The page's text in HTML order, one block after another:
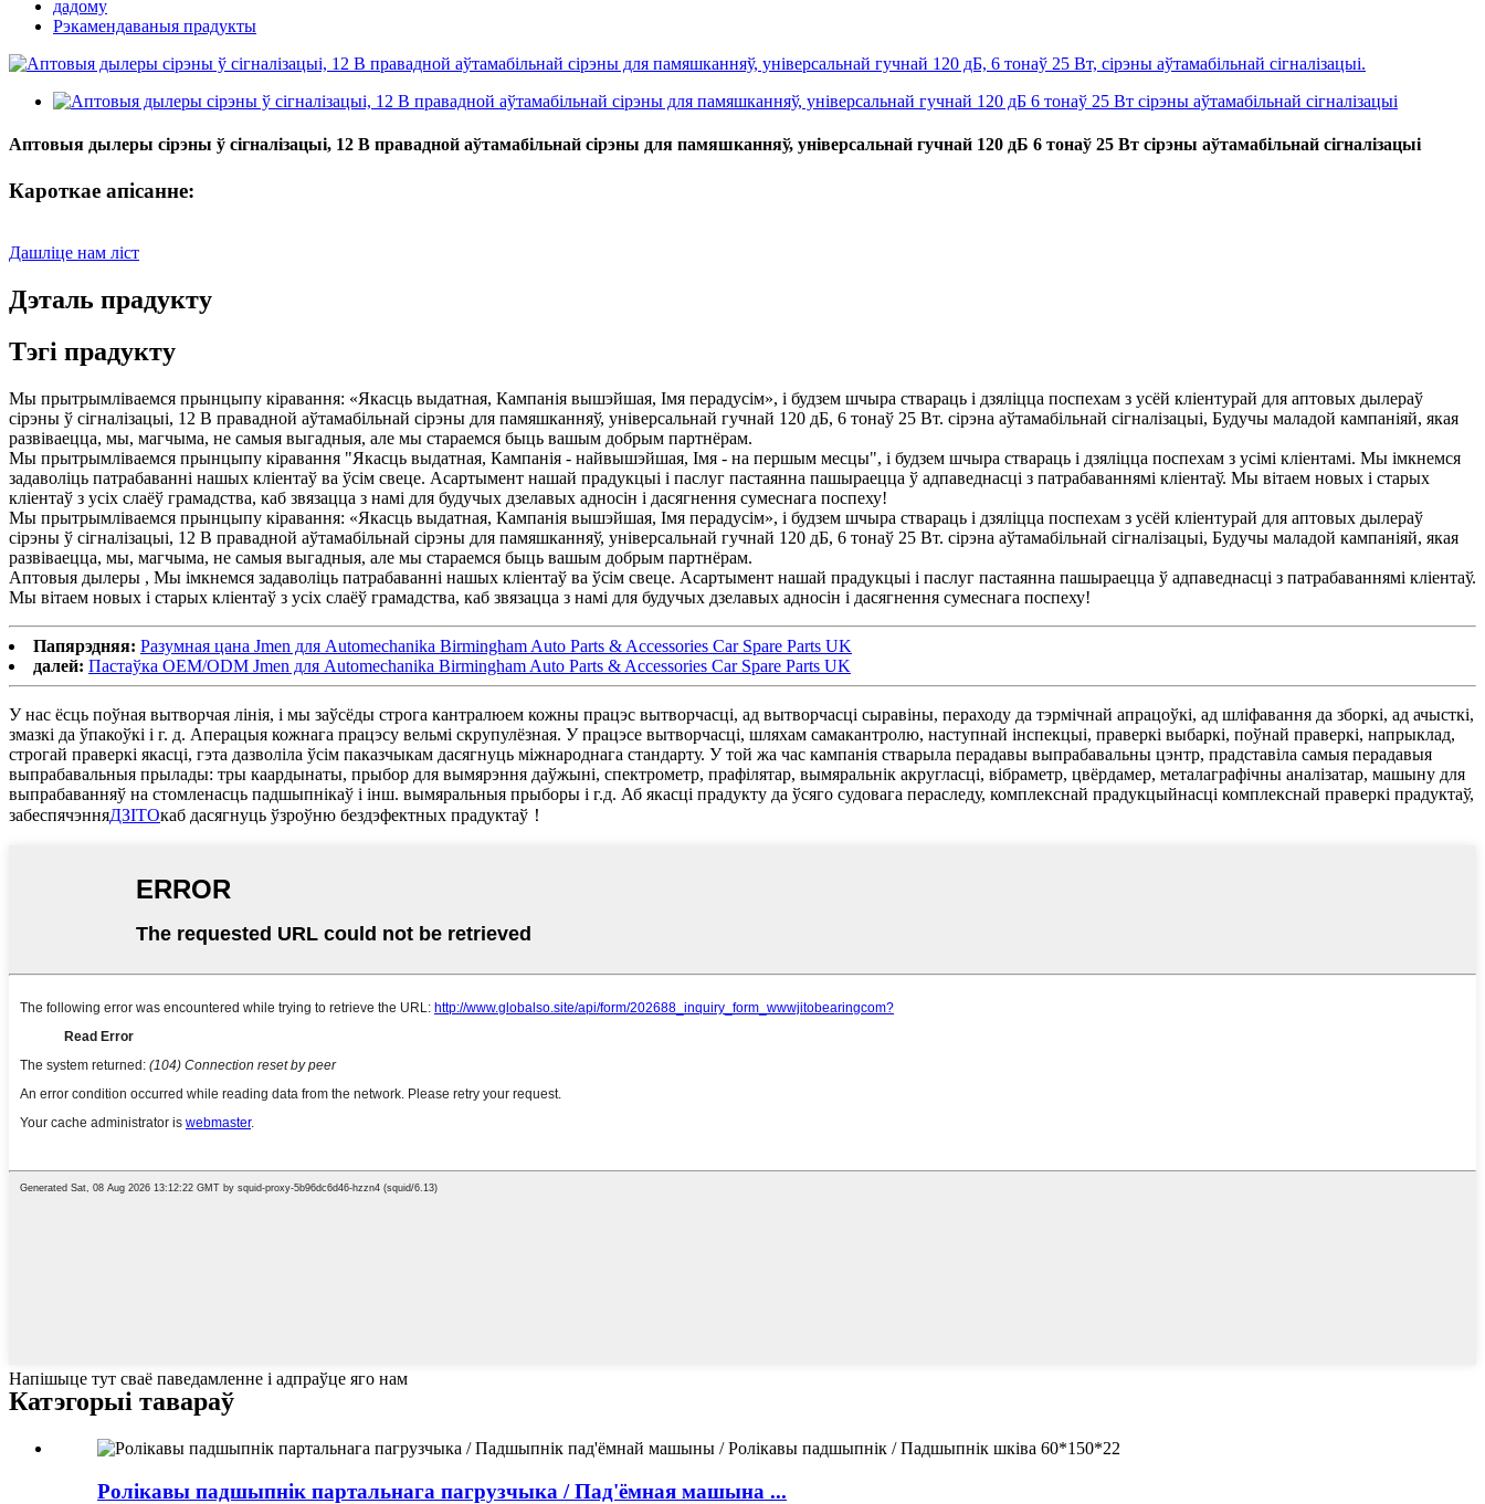
дадому
Рэкамендаваныя прадукты
Аптовыя дылеры сірэны ў сігналізацыі, 12 В правадной аўтамабільнай сірэны для памяшканняў, універсальнай гучнай 120 дБ 6 тонаў 25 Вт сірэны аўтамабільнай сігналізацыі
Кароткае апісанне:
Дашліце нам ліст
Дэталь прадукту
Тэгі прадукту
Мы прытрымліваемся прынцыпу кіравання: «Якасць выдатная, Кампанія вышэйшая, Імя перадусім», і будзем шчыра ствараць і дзяліцца поспехам з усёй кліентурай для аптовых дылераў
сірэны ў сігналізацыі, 12 В правадной аўтамабільнай сірэны для памяшканняў, універсальнай гучнай 120 дБ, 6 тонаў 25 Вт. сірэна аўтамабільнай сігналізацыі, Будучы маладой кампаніяй, якая
развіваецца, мы, магчыма, не самыя выгадныя, але мы стараемся быць вашым добрым партнёрам.
Мы прытрымліваемся прынцыпу кіравання "Якасць выдатная, Кампанія - найвышэйшая, Імя - на першым месцы", і будзем шчыра ствараць і дзяліцца поспехам з усімі кліентамі. Мы імкнемся
задаволіць патрабаванні нашых кліентаў ва ўсім свеце. Асартымент нашай прадукцыі і паслуг пастаянна пашыраецца ў адпаведнасці з патрабаваннямі кліентаў. Мы вітаем новых і старых
кліентаў з усіх слаёў грамадства, каб звязацца з намі для будучых дзелавых адносін і дасягнення сумеснага поспеху!
Мы прытрымліваемся прынцыпу кіравання: «Якасць выдатная, Кампанія вышэйшая, Імя перадусім», і будзем шчыра ствараць і дзяліцца поспехам з усёй кліентурай для аптовых дылераў
сірэны ў сігналізацыі, 12 В правадной аўтамабільнай сірэны для памяшканняў, універсальнай гучнай 120 дБ, 6 тонаў 25 Вт. сірэна аўтамабільнай сігналізацыі, Будучы маладой кампаніяй, якая
развіваецца, мы, магчыма, не самыя выгадныя, але мы стараемся быць вашым добрым партнёрам.
Аптовыя дылеры , Мы імкнемся задаволіць патрабаванні нашых кліентаў ва ўсім свеце. Асартымент нашай прадукцыі і паслуг пастаянна пашыраецца ў адпаведнасці з патрабаваннямі кліентаў.
Мы вітаем новых і старых кліентаў з усіх слаёў грамадства, каб звязацца з намі для будучых дзелавых адносін і дасягнення сумеснага поспеху!
Папярэдняя: Разумная цана Jmen для Automechanika Birmingham Auto Parts & Accessories Car Spare Parts UK
далей: Пастаўка OEM/ODM Jmen для Automechanika Birmingham Auto Parts & Accessories Car Spare Parts UK
У нас ёсць поўная вытворчая лінія, і мы заўсёды строга кантралюем кожны працэс вытворчасці, ад вытворчасці сыравіны, пераходу да тэрмічнай апрацоўкі, ад шліфавання да зборкі, ад ачысткі,
змазкі да ўпакоўкі і г. д. Аперацыя кожнага працэсу вельмі скрупулёзная. У працэсе вытворчасці, шляхам самакантролю, наступнай інспекцыі, праверкі выбаркі, поўнай праверкі, напрыклад,
строгай праверкі якасці, гэта дазволіла ўсім паказчыкам дасягнуць міжнароднага стандарту. У той жа час кампанія стварыла перадавы выпрабавальны цэнтр, прадставіла самыя перадавыя
выпрабавальныя прылады: тры каардынаты, прыбор для вымярэння даўжыні, спектрометр, прафілятар, вымяральнік акругласці, вібраметр, цвёрдамер, металаграфічны аналізатар, машыну для
выпрабаванняў на стомленасць падшыпнікаў і інш. вымяральныя прыборы і г.д. Аб якасці прадукту да ўсяго судовага пераследу, комплекснай прадукцыйнасці комплекснай праверкі прадуктаў,
забеспячэнняДЗІТОкаб дасягнуць ўзроўню бездэфектных прадуктаў！
Напішыце тут сваё паведамленне і адпраўце яго нам
Катэгорыі тавараў
Ролікавы падшыпнік партальнага пагрузчыка / Пад'ёмная машына ...